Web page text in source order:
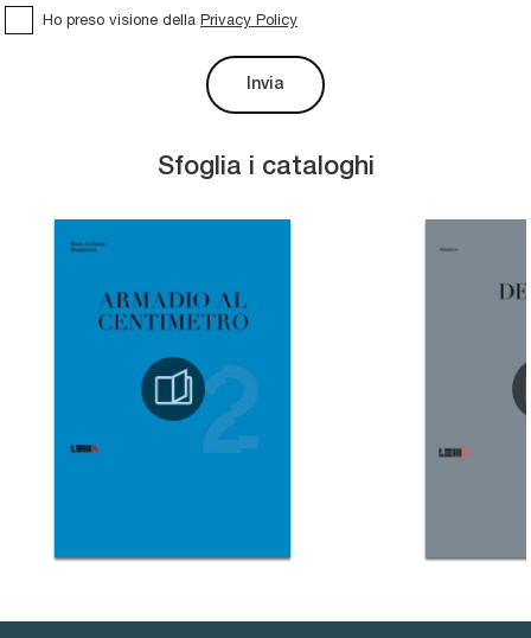
Sfoglia i cataloghi
Ho preso visione della Privacy Policy
Invia